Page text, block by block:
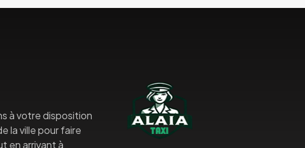
à votre disposition
la ville pour faire
en arrivant à